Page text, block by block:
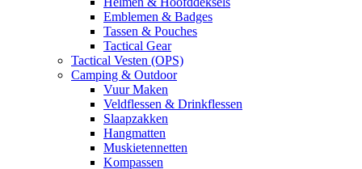
Emblemen & Badges
Tassen & Pouches
Tactical Gear
Tactical Vesten (OPS)
Camping & Outdoor
Vuur Maken
Veldflessen & Drinkflessen
Slaapzakken
Hangmatten
Muskietennetten
Kompassen